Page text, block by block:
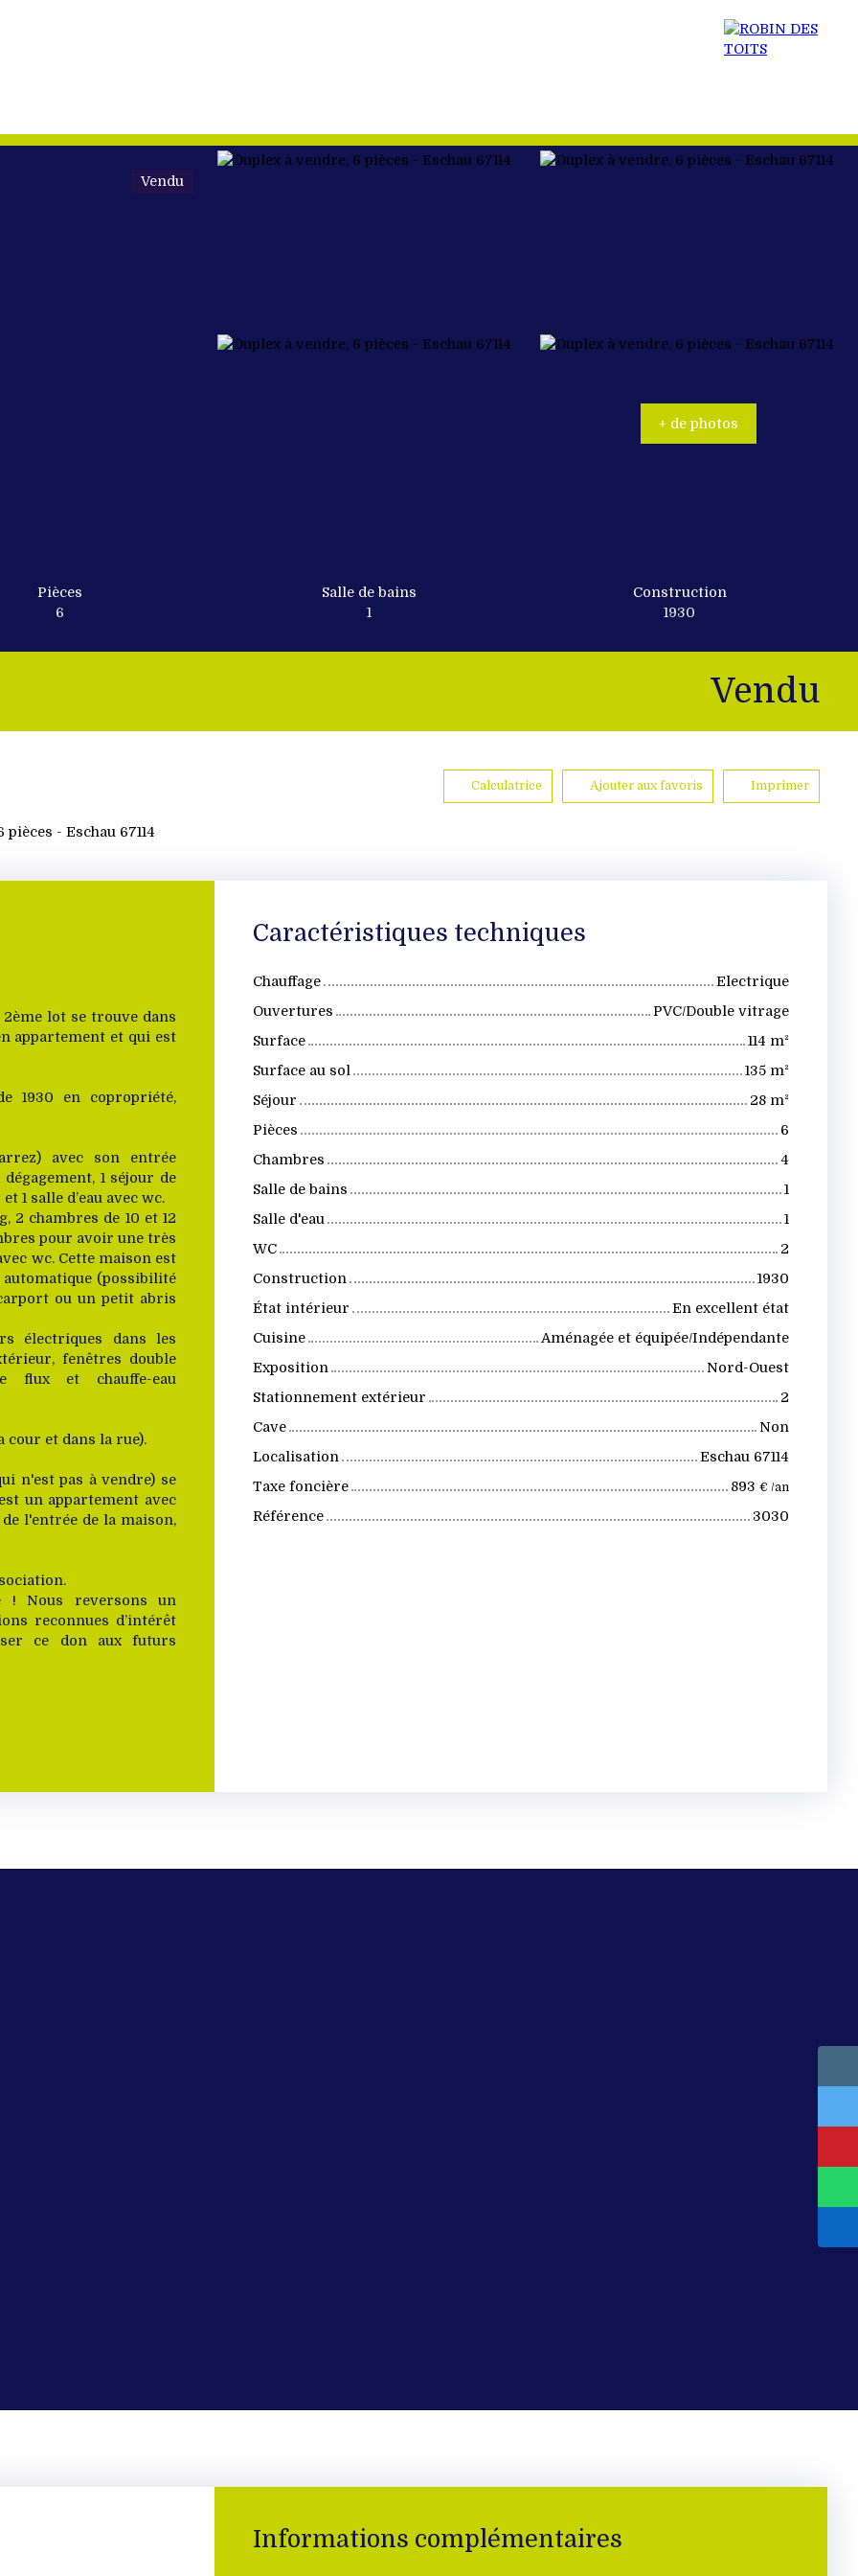
Vendu
+ de photos
Pièces
6
Salle de bains
1
Construction
1930
Vendu
Calculatrice Ajouter aux favoris Imprimer
- Eschau 67114
lot se trouve dans
appartement et qui est
1930 en copropriété,
avec son entrée
1 séjour de
1 salle d’eau avec wc.
2 chambres de 10 et 12
pour avoir une très
wc. Cette maison est
automatique (possibilité
ou un petit abris
électriques dans les
fenêtres double
flux et chauffe-eau
cour et dans la rue).
n'est pas à vendre) se
un appartement avec
l'entrée de la maison,
! Nous reversons un
reconnues d’intérêt
ce don aux futurs
Caractéristiques techniques
Chauffage
Electrique
Ouvertures
PVC/Double vitrage
Surface
114 m²
Surface au sol
135 m²
Séjour
28 m²
Pièces
6
Chambres
4
Salle de bains
1
Salle d'eau
1
WC
2
Construction
1930
État intérieur
En excellent état
Cuisine
Aménagée et équipée/Indépendante
Exposition
Nord-Ouest
Stationnement extérieur
2
Cave
Non
Localisation
Eschau 67114
Taxe foncière
893 € /an
Référence 3030
Informations complémentaires